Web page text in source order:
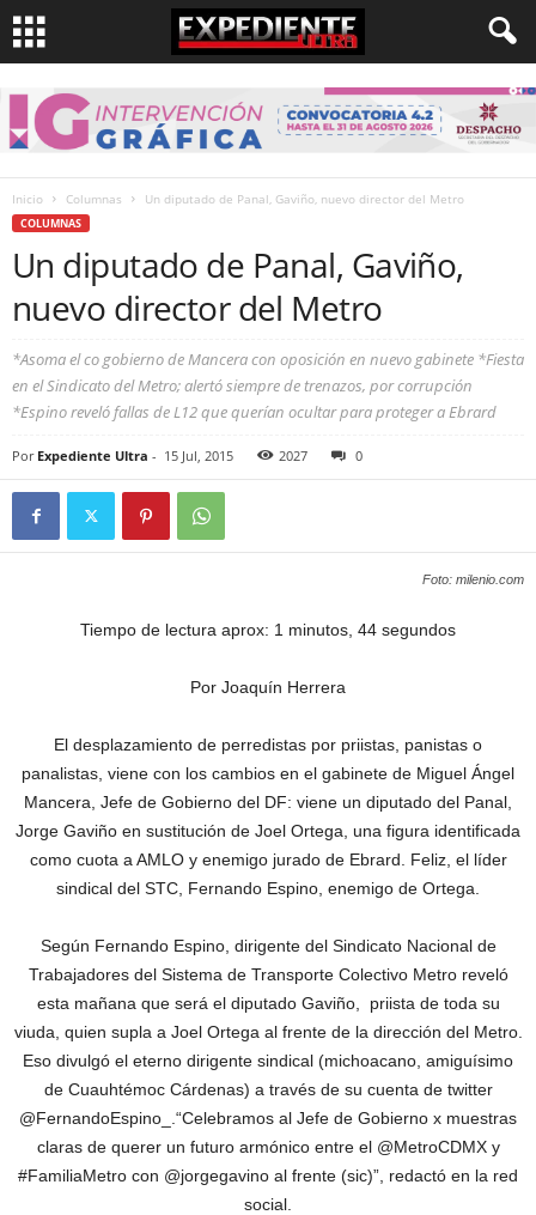
Inicio Columnas Un diputado de Panal, Gaviño, nuevo director del Metro
COLUMNAS
Un diputado de Panal, Gaviño,
nuevo director del Metro
*Asoma el co gobierno de Mancera con oposición en nuevo gabinete *Fiesta
en el Sindicato del Metro; alertó siempre de trenazos, por corrupción
*Espino reveló fallas de L12 que querían ocultar para proteger a Ebrard
Por Expediente Ultra - 15 Jul, 2015 2027 0
Foto: milenio.com
Tiempo de lectura aprox: 1 minutos, 44 segundos
Por Joaquín Herrera
El desplazamiento de perredistas por priistas, panistas o
panalistas, viene con los cambios en el gabinete de Miguel Ángel
Mancera, Jefe de Gobierno del DF: viene un diputado del Panal,
Jorge Gaviño en sustitución de Joel Ortega, una figura identificada
como cuota a AMLO y enemigo jurado de Ebrard. Feliz, el líder
sindical del STC, Fernando Espino, enemigo de Ortega.
Según Fernando Espino, dirigente del Sindicato Nacional de
Trabajadores del Sistema de Transporte Colectivo Metro reveló
esta mañana que será el diputado Gaviño, priista de toda su
viuda, quien supla a Joel Ortega al frente de la dirección del Metro.
Eso divulgó el eterno dirigente sindical (michoacano, amiguísimo
de Cuauhtémoc Cárdenas) a través de su cuenta de twitter
@FernandoEspino_.“Celebramos al Jefe de Gobierno x muestras
claras de querer un futuro armónico entre el @MetroCDMX y
#FamiliaMetro con @jorgegavino al frente (sic)”, redactó en la red
social.